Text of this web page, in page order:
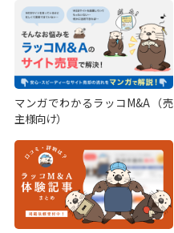
マンガでわかるラッコM&A（売
主様向け）